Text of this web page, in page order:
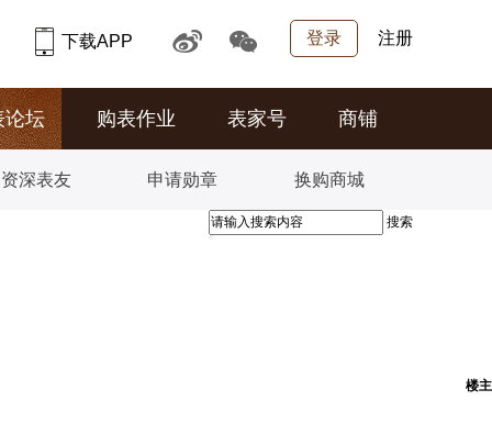
登录 注册
下载APP
论坛 购表作业 表家号 商铺
资深表友 申请勋章 换购商城
搜索
楼主